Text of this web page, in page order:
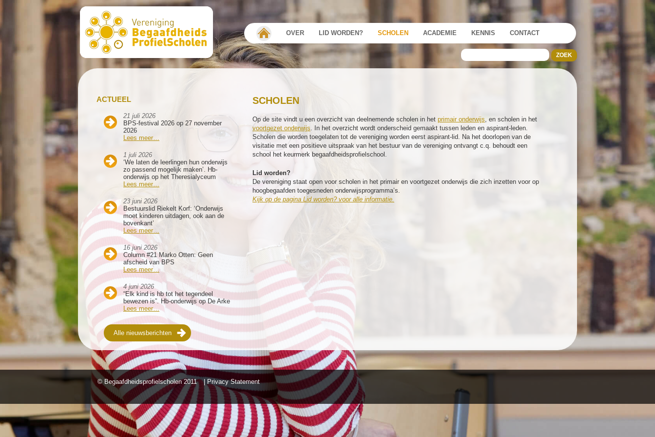
OVER LID WORDEN? SCHOLEN ACADEMIE KENNIS CONTACT
ACTUEEL
21 juli 2026
BPS-festival 2026 op 27 november
2026
Lees meer…
1 juli 2026
‘We laten de leerlingen hun onderwijs
zo passend mogelijk maken’. Hb-
onderwijs op het Theresialyceum
Lees meer…
23 juni 2026
Bestuurslid Riekelt Korf: ‘Onderwijs
moet kinderen uitdagen, ook aan de
bovenkant’
Lees meer…
16 juni 2026
Column #21 Marko Otten: Geen
afscheid van BPS
Lees meer…
4 juni 2026
“Elk kind is hb tot het tegendeel
bewezen is”. Hb-onderwijs op De Arke
Lees meer…
Alle nieuwsberichten
SCHOLEN
Op de site vindt u een overzicht van deelnemende scholen in het primair onderwijs, en scholen in het
voortgezet onderwijs. In het overzicht wordt onderscheid gemaakt tussen leden en aspirant-leden.
Scholen die worden toegelaten tot de vereniging worden eerst aspirant-lid. Na het doorlopen van de
visitatie met een positieve uitspraak van het bestuur van de vereniging ontvangt c.q. behoudt een
school het keurmerk begaafdheidsprofielschool.
Lid worden?
De vereniging staat open voor scholen in het primair en voortgezet onderwijs die zich inzetten voor op
hoogbegaafden toegesneden onderwijsprogramma’s.
Kijk op de pagina Lid worden? voor alle informatie.
© Begaafdheidsprofielscholen2011 | Privacy Statement